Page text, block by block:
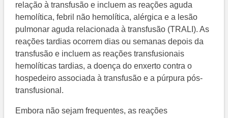
relação à transfusão e incluem as reações aguda
hemolítica, febril não hemolítica, alérgica e a lesão
pulmonar aguda relacionada à transfusão (TRALI). As
reações tardias ocorrem dias ou semanas depois da
transfusão e incluem as reações transfusionais
hemolíticas tardias, a doença do enxerto contra o
hospedeiro associada à transfusão e a púrpura pós-
transfusional.
Embora não sejam frequentes, as reações